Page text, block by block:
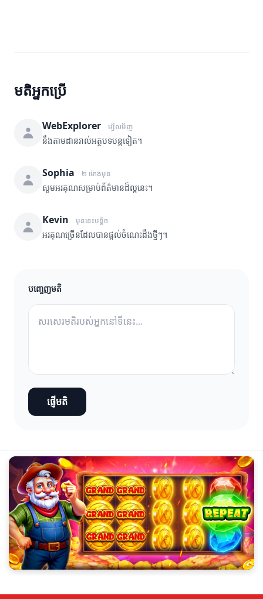
មតិអ្នកប្រើ
WebExplorer ម្សិលមិញ
នឹងតាមដានរាល់អត្ថបទបន្តទៀត។
Sophia ២ ម៉ោងមុន
សូមអរគុណសម្រាប់ព័ត៌មានដ៏ល្អនេះ។
Kevin មុននេះបន្តិច
អរគុណច្រើនដែលបានផ្តល់ចំណេះដឹងថ្មីៗ។
បញ្ចេញមតិ
ផ្ញើមតិ